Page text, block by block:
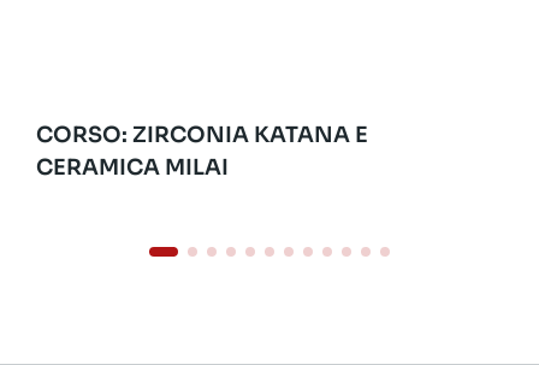
CORSO: ZIRCONIA KATANA E
CERAMICA MILAI